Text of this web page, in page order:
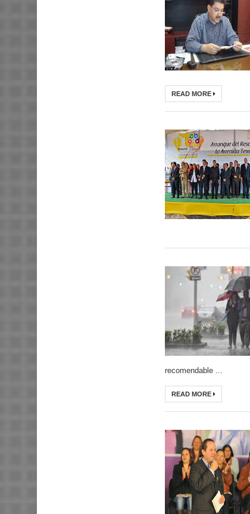
READ MORE
recomendable ...
READ MORE